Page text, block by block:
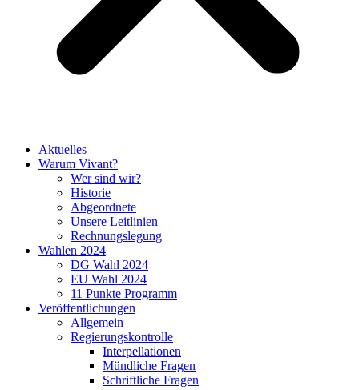
Aktuelles
Warum Vivant?
Wer sind wir?
Historie
Abgeordnete
Unsere Leitlinien
Rechnungslegung
Wahlen 2024
DG Wahl 2024
EU Wahl 2024
11 Punkte Programm
Veröffentlichungen
Allgemein
Regierungskontrolle
Interpellationen
Mündliche Fragen
Schriftliche Fragen